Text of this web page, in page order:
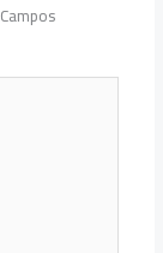
Campos